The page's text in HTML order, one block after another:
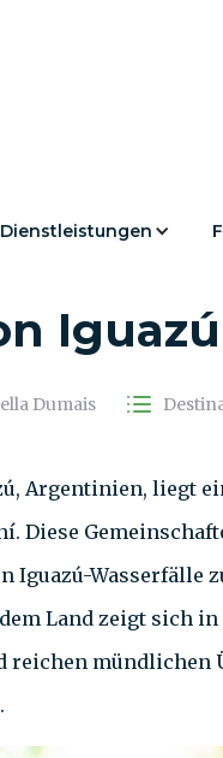
Dienstleistungen
Iguazú
Dumais
Argentinien, liegt
Diese
Iguazú-
Land zeigt sich
mündlichen